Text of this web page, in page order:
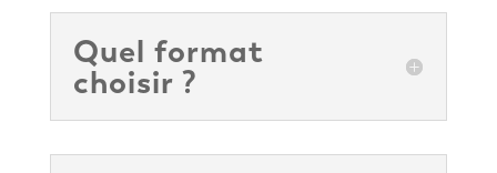
Quel format
choisir ?